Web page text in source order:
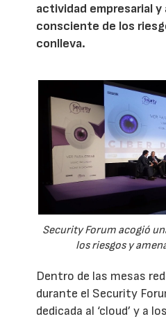
actividad empresarial y
consciente de los
conlleva.
Security Forum acogió
los riesgos y
Dentro de las mesas
durante el Security
dedicada al ‘cloud’ y a